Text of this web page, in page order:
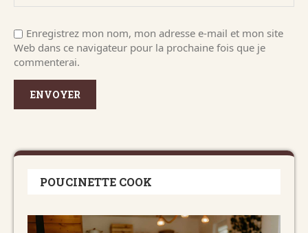
Enregistrez mon nom, mon adresse e-mail et mon site
Web dans ce navigateur pour la prochaine fois que je
commenterai.
POUCINETTE COOK